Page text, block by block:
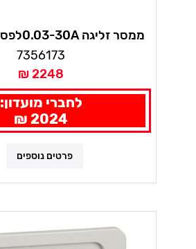
ממסר זליגה 0.03-30Aלפס דין RH99M
7356173
2248 ₪
לחברי מועדון:
2024 ₪
פרטים נוספים